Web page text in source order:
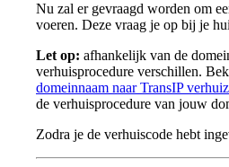
Nu zal er gevraagd worden om
voeren. Deze vraag je op bij je
Let op: afhankelijk van de
verhuisprocedure verschillen.
domeinnaam naar TransIP
de verhuisprocedure van jouw
Zodra je de verhuiscode hebt